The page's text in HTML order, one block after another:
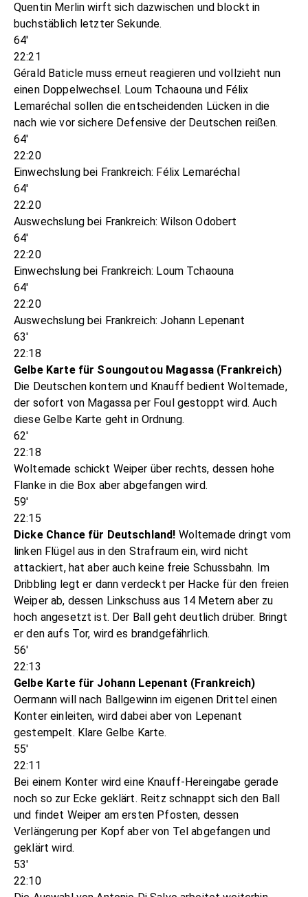
Quentin Merlin wirft sich dazwischen und blockt in
buchstäblich letzter Sekunde.
64'
22:21
Gérald Baticle muss erneut reagieren und vollzieht nun
einen Doppelwechsel. Loum Tchaouna und Félix
Lemaréchal sollen die entscheidenden Lücken in die
nach wie vor sichere Defensive der Deutschen reißen.
64'
22:20
Einwechslung bei Frankreich: Félix Lemaréchal
64'
22:20
Auswechslung bei Frankreich: Wilson Odobert
64'
22:20
Einwechslung bei Frankreich: Loum Tchaouna
64'
22:20
Auswechslung bei Frankreich: Johann Lepenant
63'
22:18
Gelbe Karte für Soungoutou Magassa (Frankreich)
Die Deutschen kontern und Knauff bedient Woltemade,
der sofort von Magassa per Foul gestoppt wird. Auch
diese Gelbe Karte geht in Ordnung.
62'
22:18
Woltemade schickt Weiper über rechts, dessen hohe
Flanke in die Box aber abgefangen wird.
59'
22:15
Dicke Chance für Deutschland! Woltemade dringt vom
linken Flügel aus in den Strafraum ein, wird nicht
attackiert, hat aber auch keine freie Schussbahn. Im
Dribbling legt er dann verdeckt per Hacke für den freien
Weiper ab, dessen Linkschuss aus 14 Metern aber zu
hoch angesetzt ist. Der Ball geht deutlich drüber. Bringt
er den aufs Tor, wird es brandgefährlich.
56'
22:13
Gelbe Karte für Johann Lepenant (Frankreich)
Oermann will nach Ballgewinn im eigenen Drittel einen
Konter einleiten, wird dabei aber von Lepenant
gestempelt. Klare Gelbe Karte.
55'
22:11
Bei einem Konter wird eine Knauff-Hereingabe gerade
noch so zur Ecke geklärt. Reitz schnappt sich den Ball
und findet Weiper am ersten Pfosten, dessen
Verlängerung per Kopf aber von Tel abgefangen und
geklärt wird.
53'
22:10